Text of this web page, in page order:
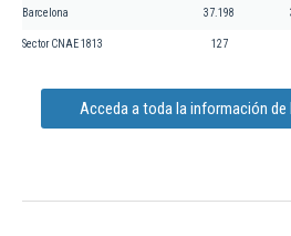
Barcelona 37.198
Sector CNAE 1813 127
Acceda a toda la información